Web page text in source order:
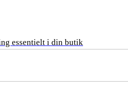
essentielt i din butik